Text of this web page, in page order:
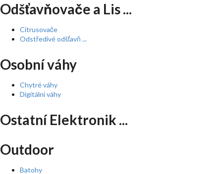
Odšťavňovače a Lis ...
Citrusovače
Odstředivé odšťavň ...
Osobní váhy
Chytré váhy
Digitální váhy
Ostatní Elektronik ...
Outdoor
Batohy